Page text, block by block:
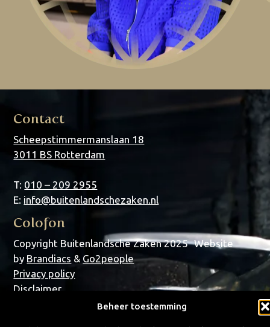
Beheer toestemming
Colofon
Copyright Buitenlandsche Zaken 2025 Website
by Brandiacs & Go2people
Privacy policy
Disclaimer
Contact
Scheepstimmermanslaan 18
3011 BS Rotterdam
T: 010 – 209 2955
E: info@buitenlandschezaken.nl